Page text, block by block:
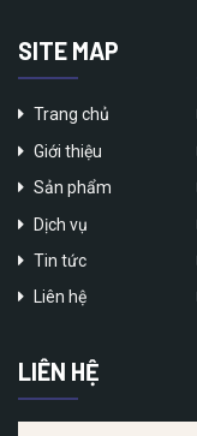
SITE MAP
Trang chủ
Giới thiệu
Sản phẩm
Dịch vụ
Tin tức
Liên hệ
LIÊN HỆ